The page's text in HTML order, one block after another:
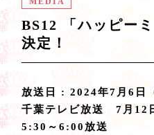
BS12 「ハッピー
決定！
放送日 : 2024年7月6日
千葉テレビ放送 7月12
5:30～6:00放送